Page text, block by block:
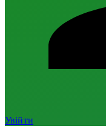
Увійти